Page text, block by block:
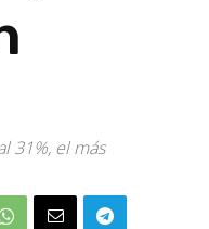
31%, el más